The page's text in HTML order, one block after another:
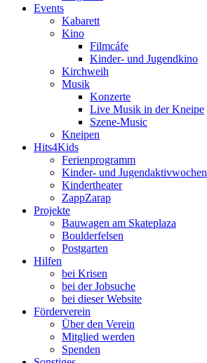
Events
Kabarett
Kino
Filmcáfe
Kinder- und Jugendkino
Kirchweih
Musik
Konzerte
Live Musik in der Kneipe
Szene-Music
Kneipen
Hits4Kids
Ferienprogramm
Kinder- und Jugendaktivwochen
Kindertheater
ZappZarap
Projekte
Bauwagen am Skateplaza
Boulderfelsen
Postgarten
Hilfen
bei Krisen
bei der Jobsuche
bei dieser Website
Förderverein
Über den Verein
Mitglied werden
Spenden